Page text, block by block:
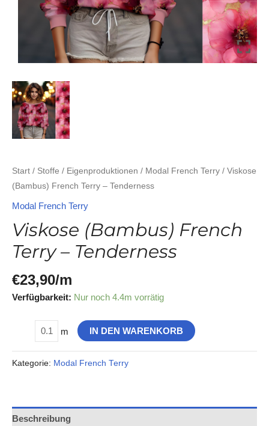
Start / Stoffe / Eigenproduktionen / Modal French Terry / Viskose
(Bambus) French Terry – Tenderness
Modal French Terry
Viskose (Bambus) French
Terry – Tenderness
€23,90/m
Verfügbarkeit: Nur noch 4.4m vorrätig
m IN DEN WARENKORB
Kategorie: Modal French Terry
Beschreibung